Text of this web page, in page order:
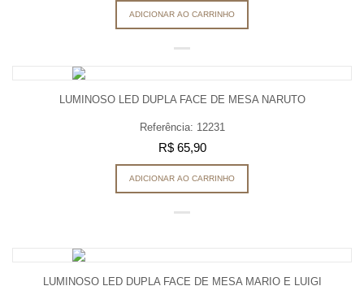
ADICIONAR AO CARRINHO
LUMINOSO LED DUPLA FACE DE MESA NARUTO
Referência: 12231
R$ 65,90
ADICIONAR AO CARRINHO
LUMINOSO LED DUPLA FACE DE MESA MARIO E LUIGI